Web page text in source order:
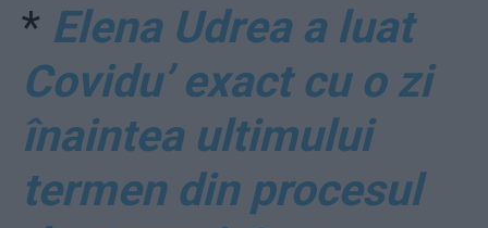
* Elena Udrea a luat
Covidu’ exact cu o zi
înaintea ultimului
termen din procesul